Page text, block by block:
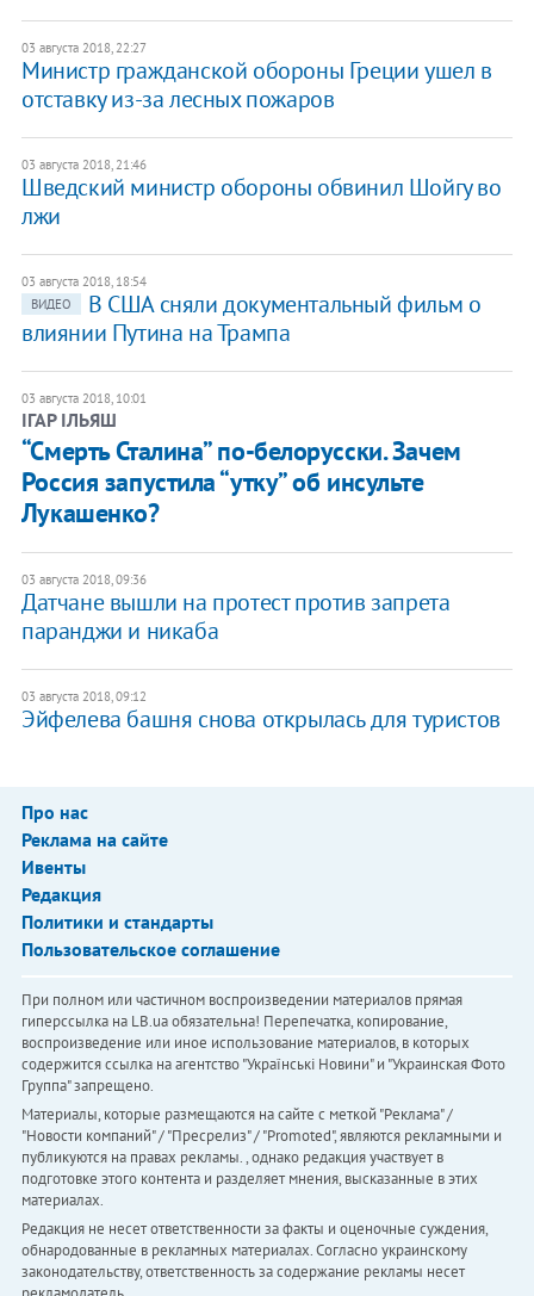
03 августа 2018, 22:27
Министр гражданской обороны Греции ушел в
отставку из-за лесных пожаров
03 августа 2018, 21:46
Шведский министр обороны обвинил Шойгу во
лжи
03 августа 2018, 18:54
ВИДЕО
​В США сняли документальный фильм о
влиянии Путина на Трампа
03 августа 2018, 10:01
ІГАР ІЛЬЯШ
“Смерть Сталина” по-белорусски. Зачем
Россия запустила “утку” об инсульте
Лукашенко?
03 августа 2018, 09:36
Датчане вышли на протест против запрета
паранджи и никаба
03 августа 2018, 09:12
Эйфелева башня снова открылась для туристов
Про нас
Реклама на сайте
Ивенты
Редакция
Политики и стандарты
Пользовательское соглашение
При полном или частичном воспроизведении материалов прямая
гиперссылка на LB.ua обязательна! Перепечатка, копирование,
воспроизведение или иное использование материалов, в которых
содержится ссылка на агентство "Українськi Новини" и "Украинская Фото
Группа" запрещено.
Материалы, которые размещаются на сайте с меткой "Реклама" /
"Новости компаний" / "Пресрелиз" / "Promoted", являются рекламными и
публикуются на правах рекламы. , однако редакция участвует в
подготовке этого контента и разделяет мнения, высказанные в этих
материалах.
Редакция не несет ответственности за факты и оценочные суждения,
обнародованные в рекламных материалах. Согласно украинскому
законодательству, ответственность за содержание рекламы несет